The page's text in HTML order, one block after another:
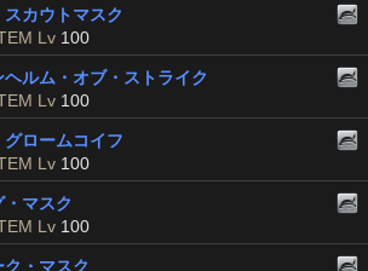
カウトマスク
Lv 100
ルム・オブ・ストライク
Lv 100
ロームコイフ
Lv 100
マスク
Lv 100
・マスク